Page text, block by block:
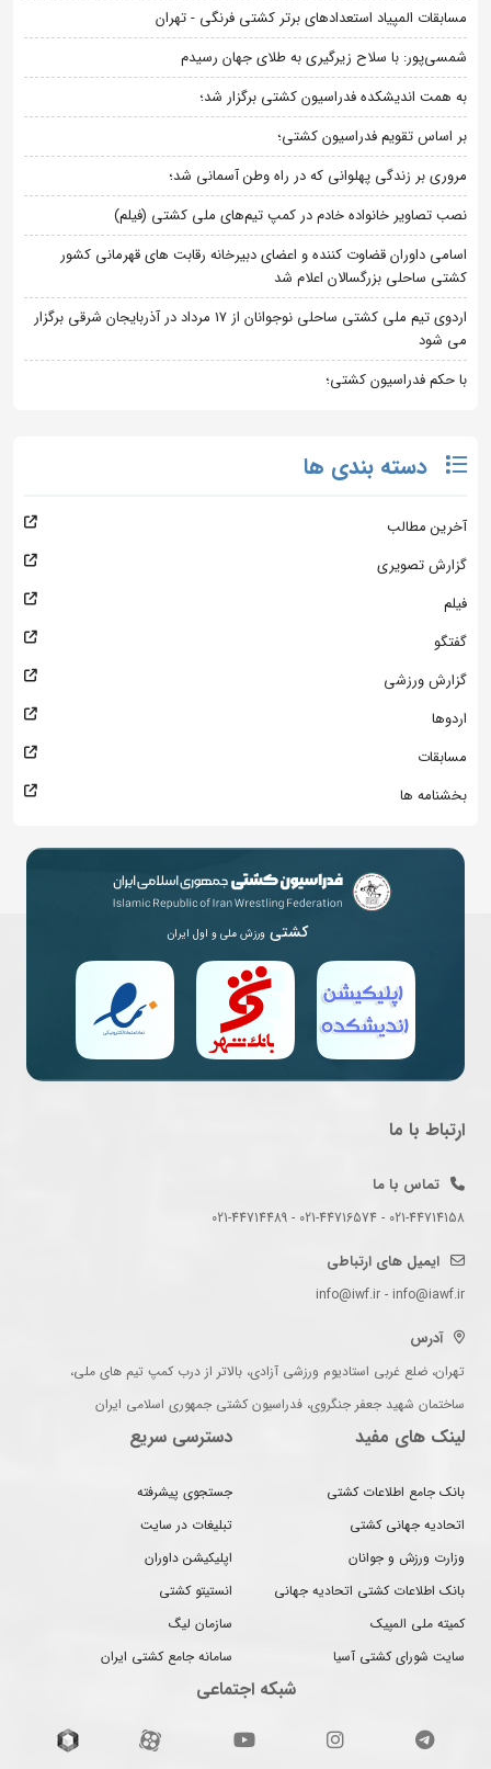
مسابقات المپیاد استعدادهای برتر کشتی فرنگی - تهران
شمسی‌پور: با سلاح زیرگیری به طلای جهان رسیدم
به همت اندیشکده فدراسیون کشتی برگزار شد؛
بر اساس تقویم فدراسیون کشتی؛
مروری بر زندگی پهلوانی که در راه وطن آسمانی شد؛
نصب تصاویر خانواده خادم در کمپ تیم‌های ملی کشتی (فیلم)
اسامی داوران قضاوت کننده و اعضای دبیرخانه رقابت های قهرمانی کشور
کشتی ساحلی بزرگسالان اعلام شد
اردوی تیم ملی کشتی ساحلی نوجوانان از 17 مرداد در آذربایجان شرقی برگزار
می شود
با حکم فدراسیون کشتی؛
دسته بندی ها
آخرین مطالب
گزارش تصویری
فیلم
گفتگو
گزارش ورزشی
اردوها
مسابقات
بخشنامه ها
کشتی ورزش ملی و اول ایران
ارتباط با ما
تماس با ما
021-44714158 - 021-44716574 - 021-44714489
ایمیل های ارتباطی
info@iwf.ir - info@iawf.ir
آدرس
تهران، ضلع غربی استادیوم ورزشی آزادی، بالاتر از درب کمپ تیم های ملی،
ساختمان شهید جعفر جنگروی، فدراسیون کشتی جمهوری اسلامی ایران
لینک های مفید
بانک جامع اطلاعات کشتی
اتحادیه جهانی کشتی
وزارت ورزش و جوانان
بانک اطلاعات کشتی اتحادیه جهانی
کمیته ملی المپیک
سایت شورای کشتی آسیا
دسترسی سریع
جستجوی پیشرفته
تبلیغات در سایت
اپلیکیشن داوران
انستیتو کشتی
سازمان لیگ
سامانه جامع کشتی ایران
شبکه اجتماعی